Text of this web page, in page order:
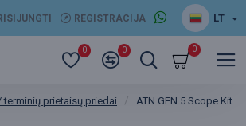
REGISTRACIJA LT
0 0 0
terminių prietaisų priedai ATN GEN 5 Scope Kit